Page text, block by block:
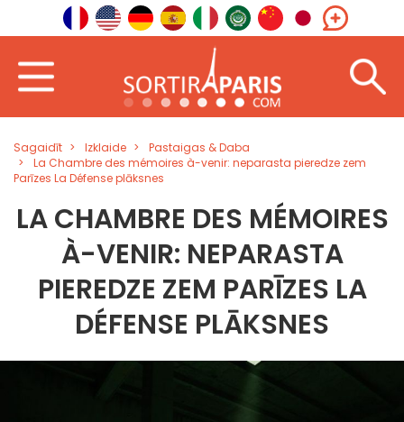
Sagaidīt Izklaide
Pastaigas & Daba
La Chambre des mémoires à-venir: neparasta pieredze zem
Parīzes La Défense plāksnes
LA CHAMBRE DES MÉMOIRES
À-VENIR: NEPARASTA
PIEREDZE ZEM PARĪZES LA
DÉFENSE PLĀKSNES